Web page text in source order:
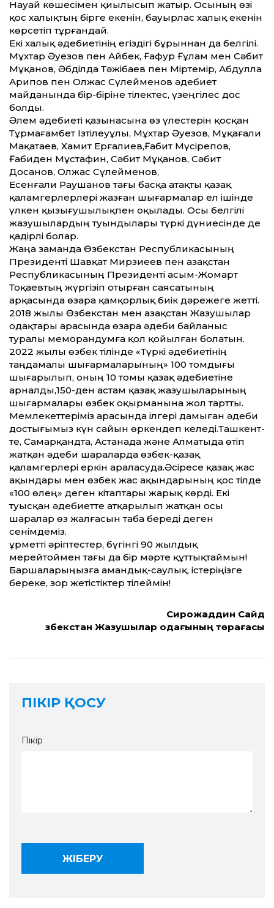
Науай көшесімен қиылысып жатыр. Осының өзі
қос халықтың бірге екенін, бауырлас халық екенін
көрсетіп тұрғандай.
Екі халық әдебиетінің егіздігі бұрыннан да белгілі.
Мұхтар Әуезов пен Айбек, Ғафур Ғұлам мен Сәбит
Мұқанов, Әбділда Тәжібаев пен Міртемір, Абдулла
Арипов пен Олжас Сүлейменов әдебиет
майданында бір-біріне тілектес, үзеңгілес дос
болды.
Әлем әдебиеті қазынасына өз үлестерін қосқан
Тұрмағамбет Ізтілеуұлы, Мұхтар Әуезов, Мұқағали
Мақатаев, Хамит Ерғалиев,Ғабит Мүсірепов,
Ғабиден Мұстафин, Сәбит Мұқанов, Сәбит
Досанов, Олжас Сүлейменов,
Есенғали Раушанов тағы басқа атақты қазақ
қаламгерлерлері жазған шығармалар ел ішінде
үлкен қызығушылықпен оқылады. Осы белгілі
жазушылардың туындылары түркі дүниесінде де
қадірлі болар.
Жаңа заманда Өзбекстан Республикасының
Президенті Шавқат Мирзиеев пен Қазақстан
Республикасының Президенті Қасым-Жомарт
Тоқаевтың жүргізіп отырған саясатының
арқасында өзара қамқорлық биік дәрежеге жет­ті.
2018 жылы Өзбекстан мен Қазақ­стан Жазушылар
одақтары арасында өзара әдеби байланыс
туралы меморандумға қол қойылған болатын.
2022 жылы өзбек тілінде «Түркі әдебиетінің
таңдамалы шығармаларының» 100 томдығы
шығарылып, оның 10 томы қазақ әдебиетіне
арналды,150-ден астам қазақ жазушыларының
шығармалары өзбек оқырманына жол тарт­ты.
Мемлекет­теріміз арасында ілгері дамыған әдеби
достығымыз күн сайын өркендеп келеді.Ташкент­
те, Самарқандта, Астанада және Алматыда өтіп
жатқан әдеби шараларда өзбек-қазақ
қаламгерлері еркін араласуда.Әсіресе қазақ жас
ақындары мен өзбек жас ақындарының қос тілде
«100 өлең» деген кітаптары жарық көрді. Екі
туысқан әдебиет­те атқарылып жатқан осы
шаралар өз жалғасын таба береді деген
сенімдеміз.
Құрмет­ті әріптестер, бүгінгі 90 жылдық
мерейтоймен тағы да бір мәрте құт­тықтаймын!
Баршаларыңызға амандық-саулық, істеріңізге
береке, зор жетістіктер тілеймін!
Сирожаддин Сайд
Өзбекстан Жазушылар одағының төрағасы
ПІКІР ҚОСУ
Пікір